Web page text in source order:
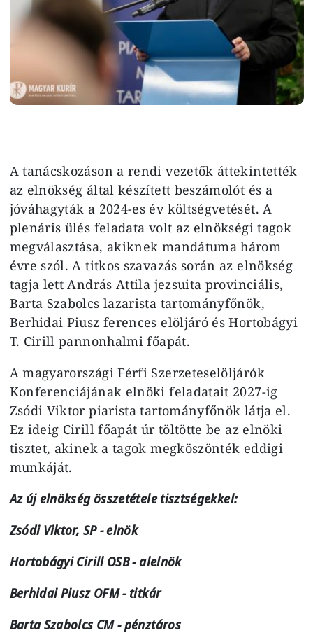
A tanácskozáson a rendi vezetők áttekintették
az elnökség által készített beszámolót és a
jóváhagyták a 2024-es év költségvetését. A
plenáris ülés feladata volt az elnökségi tagok
megválasztása, akiknek mandátuma három
évre szól. A titkos szavazás során az elnökség
tagja lett András Attila jezsuita provinciális,
Barta Szabolcs lazarista tartományfőnök,
Berhidai Piusz ferences elöljáró és Hortobágyi
T. Cirill pannonhalmi főapát.
A magyarországi Férfi Szerzeteselöljárók
Konferenciájának elnöki feladatait 2027-ig
Zsódi Viktor piarista tartományfőnök látja el.
Ez ideig Cirill főapát úr töltötte be az elnöki
tisztet, akinek a tagok megköszönték eddigi
munkáját.
Az új elnökség összetétele tisztségekkel:
Zsódi Viktor, SP - elnök
Hortobágyi Cirill OSB - alelnök
Berhidai Piusz OFM - titkár
Barta Szabolcs CM - pénztáros